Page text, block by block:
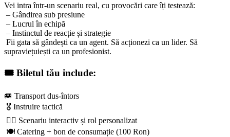
Vei intra într-un scenariu real, cu provocări care îți testează:
– Gândirea sub presiune
– Lucrul în echipă
– Instinctul de reacție și strategie
Fii gata să gândești ca un agent. Să acționezi ca un lider. Să
supraviețuiești ca un profesionist.
🎟️ Biletul tău include:
🚐 Transport dus-întors
🎖️ Instruire tactică
🕵️‍♂️ Scenariu interactiv și rol personalizat
🍽️ Catering + bon de consumație (100 Ron)